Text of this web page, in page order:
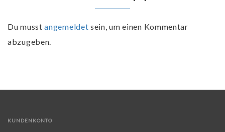
Du musstangemeldet sein, um einen Kommentar
abzugeben.
KUNDENKONTO